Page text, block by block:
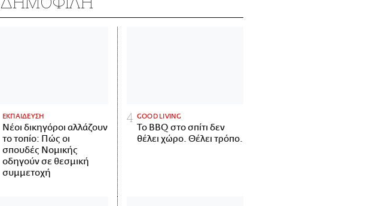
ΕΚΠΑΙΔΕΥΣΗ
Νέοι δικηγόροι αλλάζουν
το τοπίο: Πώς οι
σπουδές Νομικής
οδηγούν σε θεσμική
συμμετοχή
GOOD LIVING
Το BBQ στο σπίτι δεν
θέλει χώρο. Θέλει τρόπο.